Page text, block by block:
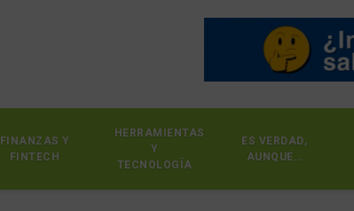
FINANZAS Y
FINTECH
HERRAMIENTAS
Y
TECNOLOGÍA
ES VERDAD,
AUNQUE…